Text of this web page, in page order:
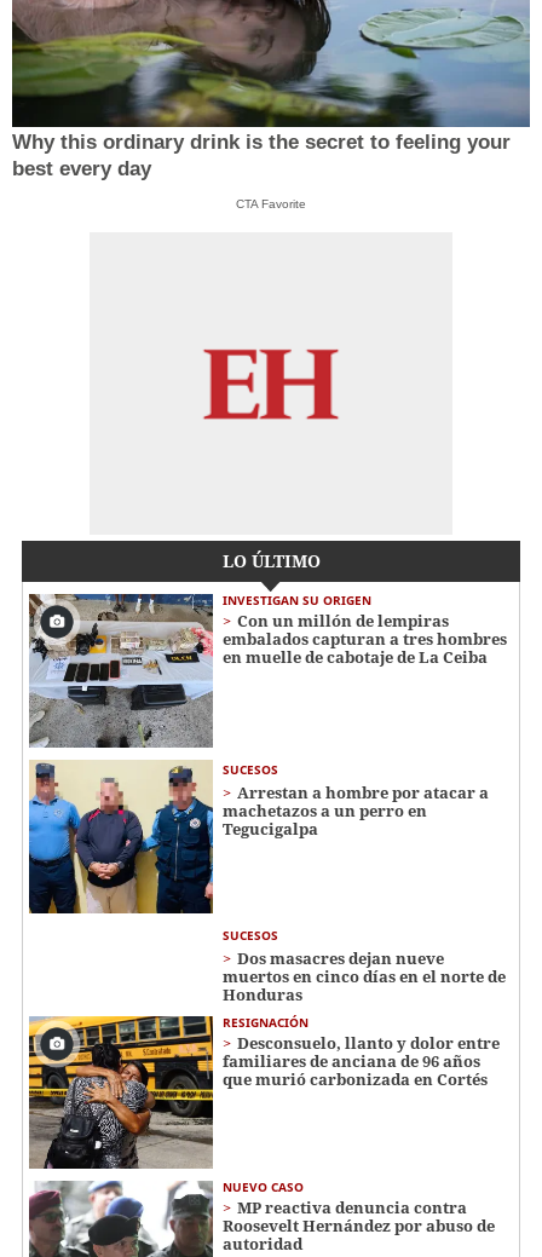
Why this ordinary drink is the secret to feeling your
best every day
CTA Favorite
LO ÚLTIMO
INVESTIGAN SU ORIGEN
Con un millón de lempiras
embalados capturan a tres hombres
en muelle de cabotaje de La Ceiba
SUCESOS
Arrestan a hombre por atacar a
machetazos a un perro en
Tegucigalpa
SUCESOS
Dos masacres dejan nueve
muertos en cinco días en el norte de
Honduras
RESIGNACIÓN
​​​​Desconsuelo, llanto y dolor entre
familiares de anciana de 96 años
que murió carbonizada en Cortés
NUEVO CASO
MP reactiva denuncia contra
Roosevelt Hernández por abuso de
autoridad